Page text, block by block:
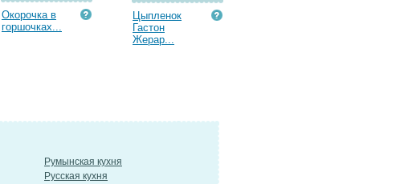
Окорочка в
горшочках...
Цыпленок
Гастон
Жерар...
Румынская кухня
Русская кухня